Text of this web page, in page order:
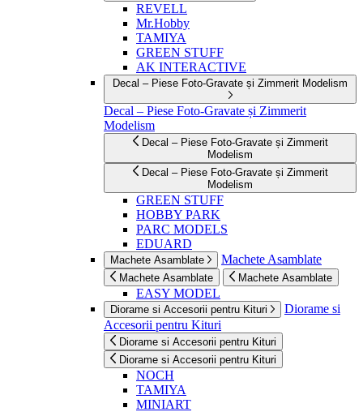
REVELL
Mr.Hobby
TAMIYA
GREEN STUFF
AK INTERACTIVE
Decal – Piese Foto-Gravate și Zimmerit Modelism
Decal – Piese Foto-Gravate și Zimmerit
Modelism
Decal – Piese Foto-Gravate și Zimmerit
Modelism
Decal – Piese Foto-Gravate și Zimmerit
Modelism
GREEN STUFF
HOBBY PARK
PARC MODELS
EDUARD
Machete Asamblate Machete Asamblate
Machete Asamblate Machete Asamblate
EASY MODEL
Diorame si Accesorii pentru Kituri
Diorame si
Accesorii pentru Kituri
Diorame si Accesorii pentru Kituri
Diorame si Accesorii pentru Kituri
NOCH
TAMIYA
MINIART